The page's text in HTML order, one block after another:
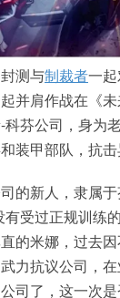
测与制裁者一
并肩作战在《
芬公司，身为
装甲部队，抗击
的新人，隶属
有受过正规训练
的米娜，过去
力抗议公司，
司了，这一次